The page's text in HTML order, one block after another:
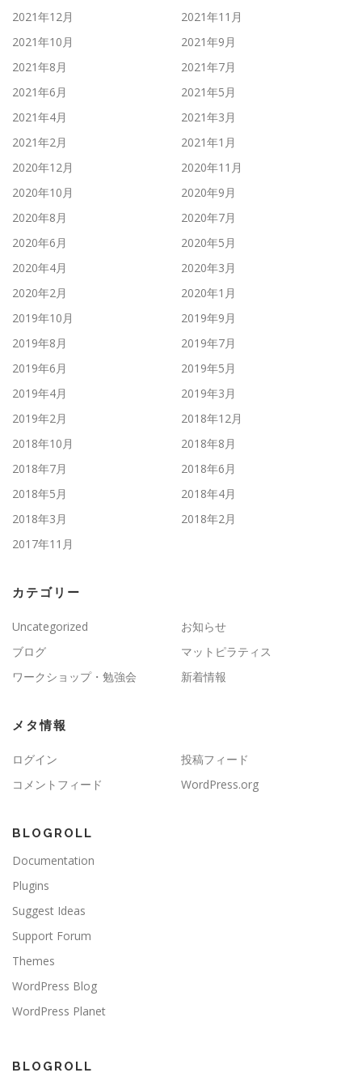
2021年12月
2021年11月
2021年10月
2021年9月
2021年8月
2021年7月
2021年6月
2021年5月
2021年4月
2021年3月
2021年2月
2021年1月
2020年12月
2020年11月
2020年10月
2020年9月
2020年8月
2020年7月
2020年6月
2020年5月
2020年4月
2020年3月
2020年2月
2020年1月
2019年10月
2019年9月
2019年8月
2019年7月
2019年6月
2019年5月
2019年4月
2019年3月
2019年2月
2018年12月
2018年10月
2018年8月
2018年7月
2018年6月
2018年5月
2018年4月
2018年3月
2018年2月
2017年11月
カテゴリー
Uncategorized
お知らせ
ブログ
マットピラティス
ワークショップ・勉強会
新着情報
メタ情報
ログイン
投稿フィード
コメントフィード
WordPress.org
BLOGROLL
Documentation
Plugins
Suggest Ideas
Support Forum
Themes
WordPress Blog
WordPress Planet
BLOGROLL